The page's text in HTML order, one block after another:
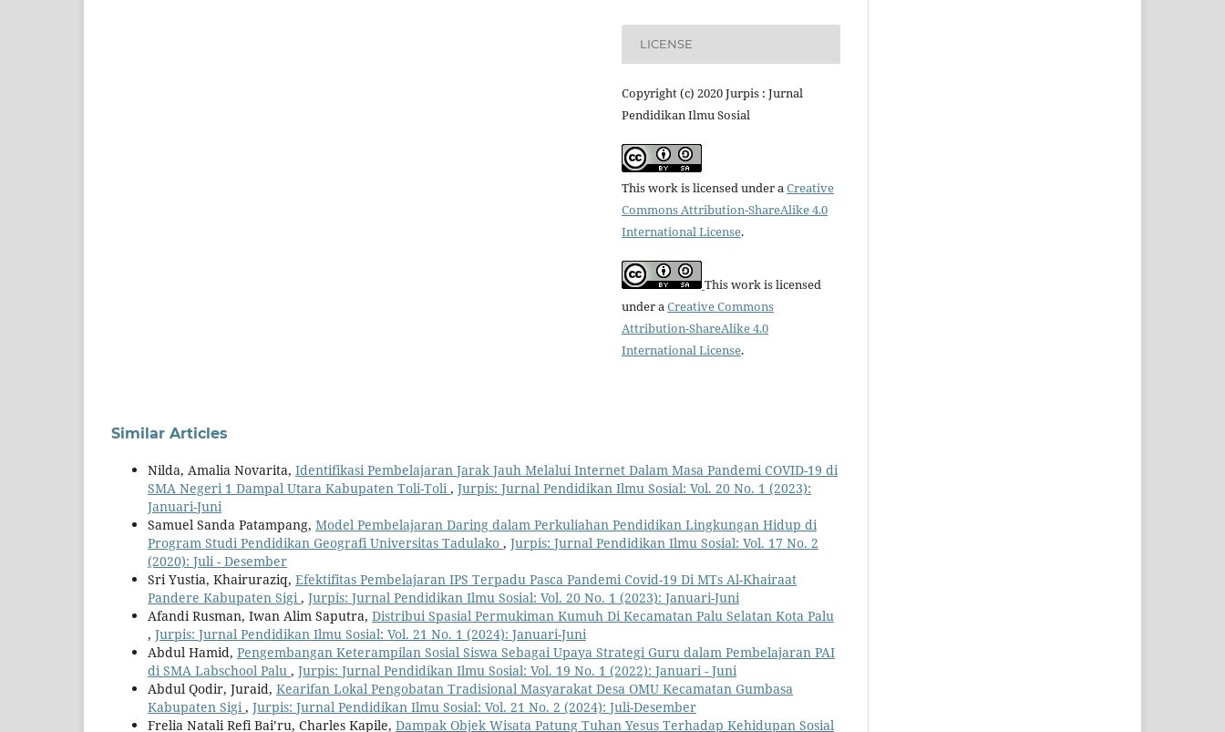
LICENSE
Copyright (c) 2020 Jurpis : Jurnal
Pendidikan Ilmu Sosial
This work is licensed under aCreative
Commons Attribution-ShareAlike 4.0
International License.
This work is licensed
under aCreative Commons
Attribution-ShareAlike 4.0
International License.
Similar Articles
Nilda, Amalia Novarita, Identifikasi Pembelajaran Jarak Jauh Melalui Internet Dalam Masa Pandemi COVID-19 di
SMA Negeri 1 Dampal Utara Kabupaten Toli-Toli, Jurpis: Jurnal Pendidikan Ilmu Sosial: Vol. 20 No. 1 (2023):
Januari-Juni
Samuel Sanda Patampang, Model Pembelajaran Daring dalam Perkuliahan Pendidikan Lingkungan Hidup di
Program Studi Pendidikan Geografi Universitas Tadulako , Jurpis: Jurnal Pendidikan Ilmu Sosial: Vol. 17 No. 2
(2020): Juli - Desember
Sri Yustia, Khairuraziq, Efektifitas Pembelajaran IPS Terpadu Pasca Pandemi Covid-19 Di MTs Al-Khairaat
Pandere Kabupaten Sigi, Jurpis: Jurnal Pendidikan Ilmu Sosial: Vol. 20 No. 1 (2023): Januari-Juni
Afandi Rusman, Iwan Alim Saputra, Distribui Spasial Permukiman Kumuh Di Kecamatan Palu Selatan Kota Palu
, Jurpis: Jurnal Pendidikan Ilmu Sosial: Vol. 21 No. 1 (2024): Januari-Juni
Abdul Hamid, Pengembangan Keterampilan Sosial Siswa Sebagai Upaya Strategi Guru dalam Pembelajaran PAI
di SMA Labschool Palu , Jurpis: Jurnal Pendidikan Ilmu Sosial: Vol. 19 No. 1 (2022): Januari - Juni
Abdul Qodir, Juraid, Kearifan Lokal Pengobatan Tradisional Masyarakat Desa OMU Kecamatan Gumbasa
Kabupaten Sigi, Jurpis: Jurnal Pendidikan Ilmu Sosial: Vol. 21 No. 2 (2024): Juli-Desember
Frelia Natali Refi Bai’ru, Charles Kapile, Dampak Objek Wisata Patung Tuhan Yesus Terhadap Kehidupan Sosial